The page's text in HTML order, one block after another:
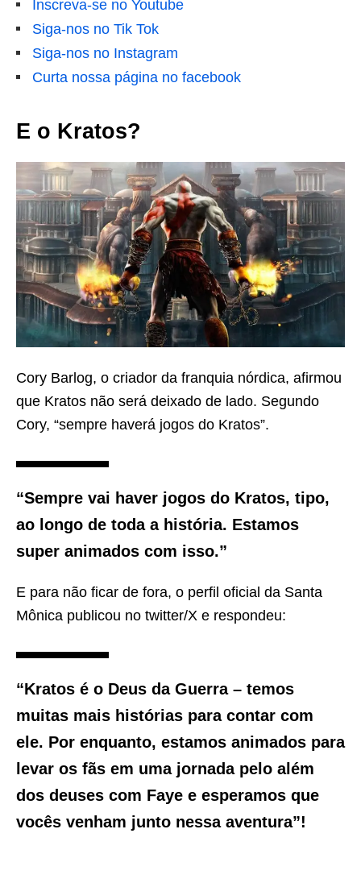
Inscreva-se no Youtube
Siga-nos no Tik Tok
Siga-nos no Instagram
Curta nossa página no facebook
E o Kratos?
Cory Barlog, o criador da franquia nórdica, afirmou
que Kratos não será deixado de lado. Segundo
Cory, “sempre haverá jogos do Kratos”.
“Sempre vai haver jogos do Kratos, tipo,
ao longo de toda a história. Estamos
super animados com isso.”
E para não ficar de fora, o perfil oficial da Santa
Mônica publicou no twitter/X e respondeu:
“Kratos é o Deus da Guerra – temos
muitas mais histórias para contar com
ele. Por enquanto, estamos animados para
levar os fãs em uma jornada pelo além
dos deuses com Faye e esperamos que
vocês venham junto nessa aventura”!